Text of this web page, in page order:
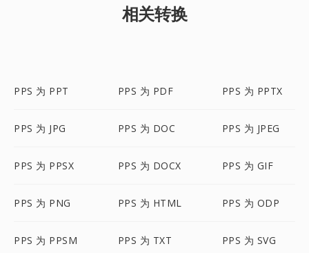
相关转换
PPS 为 PPT PPS 为 PDF PPS 为 PPTX
PPS 为 JPG PPS 为 DOC PPS 为 JPEG
PPS 为 PPSX PPS 为 DOCX PPS 为 GIF
PPS 为 PNG PPS 为 HTML PPS 为 ODP
PPS 为 PPSM PPS 为 TXT PPS 为 SVG